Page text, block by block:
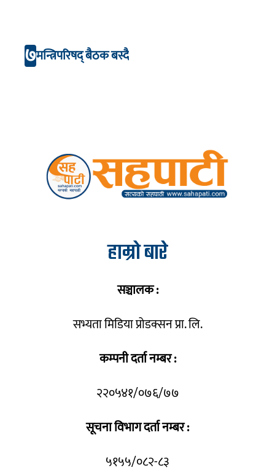
७मन्त्रिपरिषद् बैठक बस्दै
हाम्रो बारे
सञ्चालक :
सभ्यता मिडिया प्रोडक्सन प्रा. लि.
कम्पनी दर्ता नम्बर :
२२०५४१/०७६/७७
सूचना विभाग दर्ता नम्बर :
५१५५/०८२-८३